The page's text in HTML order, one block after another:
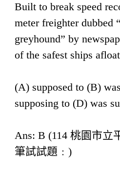
Built to break speed
meter freighter dubbed
greyhound” by
of the safest ships
(A) supposed to (B)
supposing to (D) was
Ans: B (114 桃園市立
筆試試題﹕)